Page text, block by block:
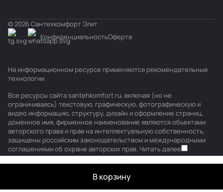
В корзину
© 2026 Сантехкомфорт Элит
КонфиденциальностьОферта
На информационном ресурсе применяются рекомендательные
технологии.
Все ресурсы сайта santehkomfort.ru, включая (но не
ограничиваясь) текстовую, графическую, фотографическую и
видео информацию, структуру, дизайн и оформление страниц,
доменное имя, фирменное наименование являются объектами
авторского права и прав на интеллектуальную собственность,
защищены российским законодательством и международными
соглашениями об охране авторских прав. Читать далее